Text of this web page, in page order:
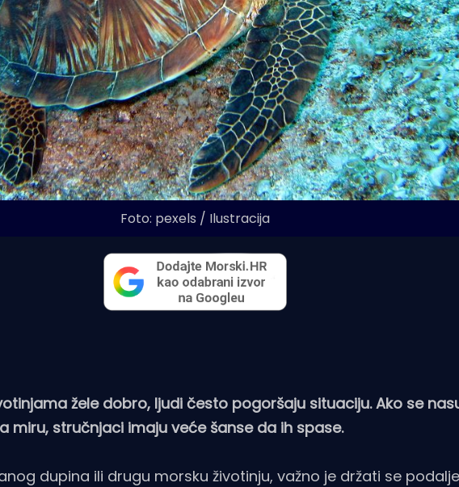
Foto: pexels / Ilustracija
žele dobro, ljudi često pogoršaju situaciju. Ako se
miru, stručnjaci imaju veće šanse da ih spase.
dupina ili drugu morsku životinju, važno je držati se